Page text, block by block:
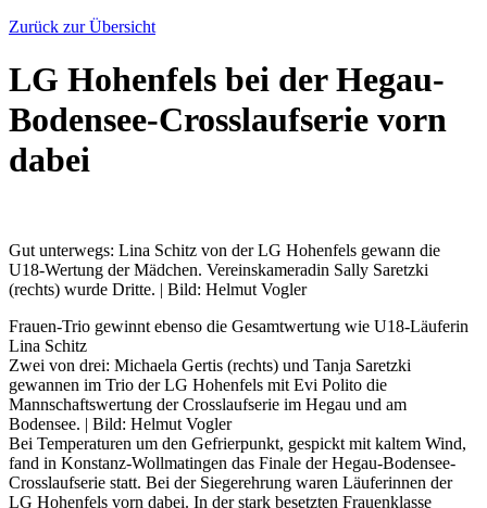
Zurück zur Übersicht
LG Hohenfels bei der Hegau-
Bodensee-Crosslaufserie vorn
dabei
Gut unterwegs: Lina Schitz von der LG Hohenfels gewann die
U18-Wertung der Mädchen. Vereinskameradin Sally Saretzki
(rechts) wurde Dritte. | Bild: Helmut Vogler
Frauen-Trio gewinnt ebenso die Gesamtwertung wie U18-Läuferin
Lina Schitz
Zwei von drei: Michaela Gertis (rechts) und Tanja Saretzki
gewannen im Trio der LG Hohenfels mit Evi Polito die
Mannschaftswertung der Crosslaufserie im Hegau und am
Bodensee. | Bild: Helmut Vogler
Bei Temperaturen um den Gefrierpunkt, gespickt mit kaltem Wind,
fand in Konstanz-Wollmatingen das Finale der Hegau-Bodensee-
Crosslaufserie statt. Bei der Siegerehrung waren Läuferinnen der
LG Hohenfels vorn dabei. In der stark besetzten Frauenklasse